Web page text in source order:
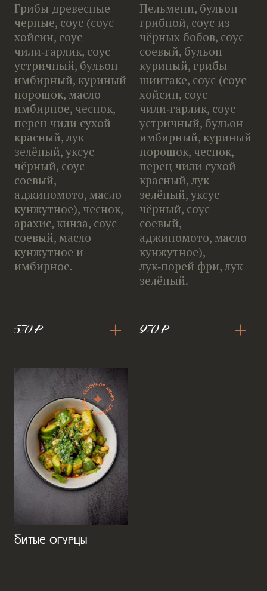
Грибы древесные
черные, соус (соус
хойсин, соус
чили‑гарлик, соус
устричный, бульон
имбирный, куриный
порошок, масло
имбирное, чеснок,
перец чили сухой
красный, лук
зелёный, уксус
чёрный, соус
соевый,
аджиномото, масло
кунжутное), чеснок,
арахис, кинза, соус
соевый, масло
кунжутное и
имбирное.
570 ₽ +
Пельмени, бульон
грибной, соус из
чёрных бобов, соус
соевый, бульон
куриный, грибы
шиитаке, соус (соус
хойсин, соус
чили‑гарлик, соус
устричный, бульон
имбирный, куриный
порошок, чеснок,
перец чили сухой
красный, лук
зелёный, уксус
чёрный, соус
соевый,
аджиномото, масло
кунжутное),
лук‑порей фри, лук
зелёный.
970 ₽ +
Битые огурцы